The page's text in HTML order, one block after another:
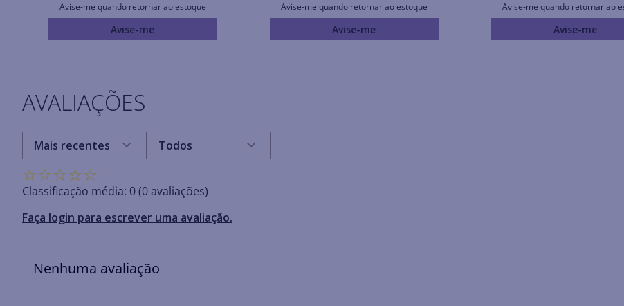
Avise-me quando retornar ao estoque
Avise-me
Avise-me quando retornar ao estoque
Avise-me
Avise-me quando retornar ao
Avise-me
AVALIAÇÕES
☆☆☆☆☆
Classificação média: 0(0 avaliações)
Faça login para escrever uma avaliação.
Mais recentes Todos
Nenhuma avaliação